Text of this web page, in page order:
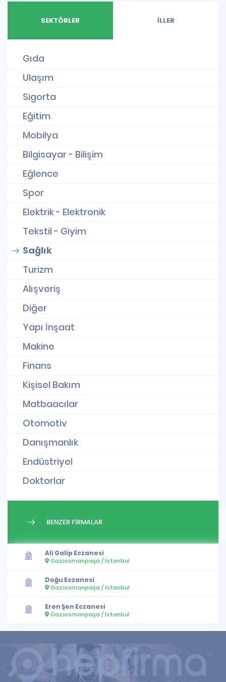
SEKTÖRLER İLLER
Gıda
Ulaşım
Sigorta
Eğitim
Mobilya
Bilgisayar - Bilişim
Eğlence
Spor
Elektrik - Elektronik
Tekstil - Giyim
Sağlık
Turizm
Alışveriş
Diğer
Yapı İnşaat
Makine
Finans
Kişisel Bakım
Matbaacılar
Otomotiv
Danışmanlık
Endüstriyel
Doktorlar
BENZER FİRMALAR
Ali Galip Eczanesi
Gaziosmanpaşa / İstanbul
Doğu Eczanesi
Gaziosmanpaşa / İstanbul
Eren Şen Eczanesi
Gaziosmanpaşa / İstanbul